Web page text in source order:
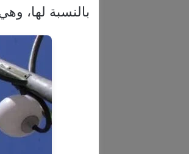
بالنسبة لها، وهي